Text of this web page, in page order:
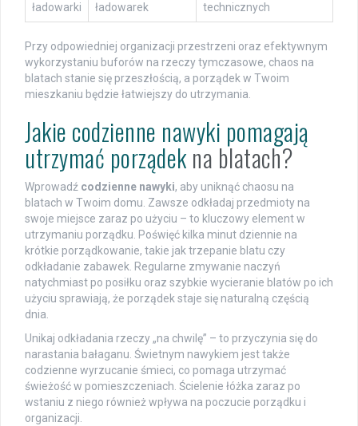
ładowarki
ładowarek
technicznych
Przy odpowiedniej organizacji przestrzeni oraz efektywnym
wykorzystaniu buforów na rzeczy tymczasowe, chaos na
blatach stanie się przeszłością, a porządek w Twoim
mieszkaniu będzie łatwiejszy do utrzymania.
Jakie codzienne nawyki pomagają
utrzymać porządek na blatach?
Wprowadź codzienne nawyki, aby uniknąć chaosu na
blatach w Twoim domu. Zawsze odkładaj przedmioty na
swoje miejsce zaraz po użyciu – to kluczowy element w
utrzymaniu porządku. Poświęć kilka minut dziennie na
krótkie porządkowanie, takie jak trzepanie blatu czy
odkładanie zabawek. Regularne zmywanie naczyń
natychmiast po posiłku oraz szybkie wycieranie blatów po ich
użyciu sprawiają, że porządek staje się naturalną częścią
dnia.
Unikaj odkładania rzeczy „na chwilę” – to przyczynia się do
narastania bałaganu. Świetnym nawykiem jest także
codzienne wyrzucanie śmieci, co pomaga utrzymać
świeżość w pomieszczeniach. Ścielenie łóżka zaraz po
wstaniu z niego również wpływa na poczucie porządku i
organizacji.